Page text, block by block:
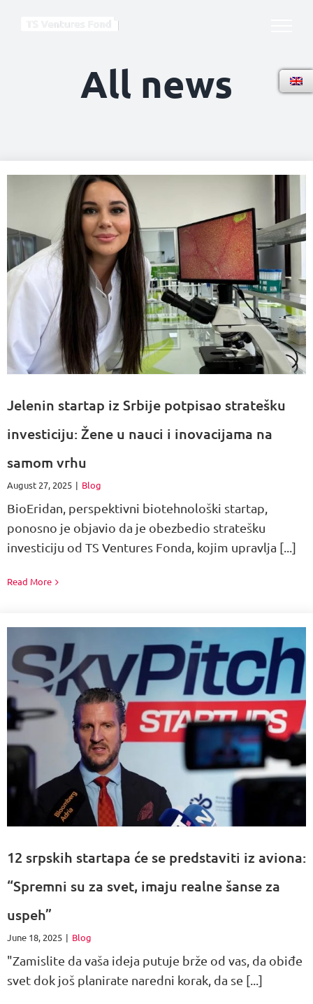
All news
Jelenin startap iz Srbije potpisao stratešku
investiciju: Žene u nauci i inovacijama na
samom vrhu
August 27, 2025 | Blog
BioEridan, perspektivni biotehnološki startap,
ponosno je objavio da je obezbedio stratešku
investiciju od TS Ventures Fonda, kojim upravlja [...]
Read More
12 srpskih startapa će se predstaviti iz aviona:
“Spremni su za svet, imaju realne šanse za
uspeh”
June 18, 2025 | Blog
"Zamislite da vaša ideja putuje brže od vas, da obiđe
svet dok još planirate naredni korak, da se [...]